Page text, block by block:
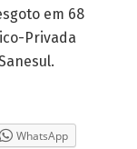
em 68
Privada
WhatsApp